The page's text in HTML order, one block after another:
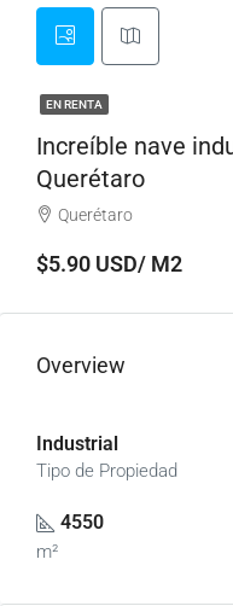
EN RENTA
Increíble nave
Querétaro
Querétaro
$5.90 USD/ M2
Overview
Industrial
Tipo de Propiedad
4550
m²